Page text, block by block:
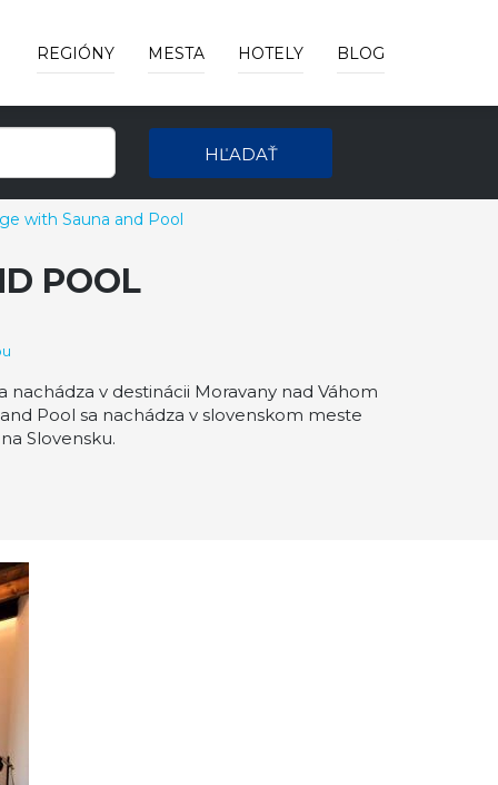
REGIÓNY MESTA HOTELY BLOG
HĽADAŤ
with Sauna and Pool
POOL
v destinácii Moravany nad Váhom
Pool sa nachádza v slovenskom meste
Slovensku.